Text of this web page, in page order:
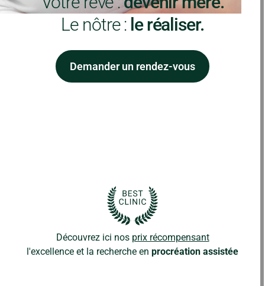
Le nôtre : le réaliser.
Demander un rendez-vous
Découvrez ici nos prix récompensant
l'excellence et la recherche en procréation assistée